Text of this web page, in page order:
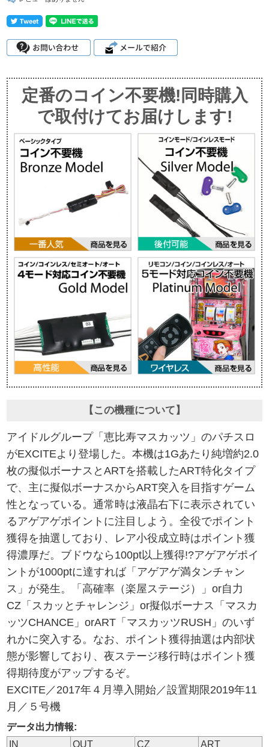
定番のコイン不要機!同時購入
で取付けてお届けします!
【この機種について】
アイドルグループ「恵比寿マスカッツ」のパチスロ
がEXCITEより登場した。本機は1Gあたり純増約2.0
枚の擬似ボーナスとARTを搭載したART特化タイプ
で、主に擬似ボーナスからART突入を目指すゲーム
性となっている。通常時は液晶右下に表示されてい
るアゲアゲポイントに注目しよう。全役でポイント
獲得を抽選しており、レア小役成立時はポイント獲
得濃厚だ。ブドウなら100pt以上獲得!?アゲアゲポイ
ントが1000ptに達すれば「アゲアゲ満タンチャン
ス」が発生。「高確率（楽屋ステージ）」or自力
CZ「スカッとチャレンジ」or擬似ボーナス「マスカ
ッツCHANCE」orART「マスカッツRUSH」のいず
れかに突入する。なお、ポイント獲得抽選は内部状
態が影響しており、夜ステージ移行時はポイント獲
得期待度がアップするぞ。
EXCITE／2017年４月導入開始／設置期限2019年11
月／５号機
データ出力情報:
IN
OUT CZ ART